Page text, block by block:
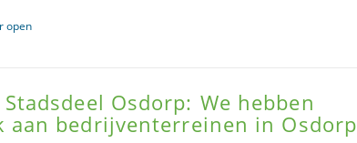
open
Osdorp: We hebben
aan bedrijventerreinen in Osdorp